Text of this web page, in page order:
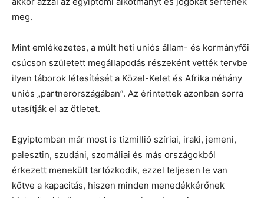
meg.
Mint emlékezetes, a múlt heti uniós állam- és kormányfői
csúcson született megállapodás részeként vették tervbe
ilyen táborok létesítését a Közel-Kelet és Afrika néhány
uniós „partnerországában”. Az érintettek azonban sorra
utasítják el az ötletet.
Egyiptomban már most is tízmillió szíriai, iraki, jemeni,
palesztin, szudáni, szomáliai és más országokból
érkezett menekült tartózkodik, ezzel teljesen le van
kötve a kapacitás, hiszen minden menedékkérőnek